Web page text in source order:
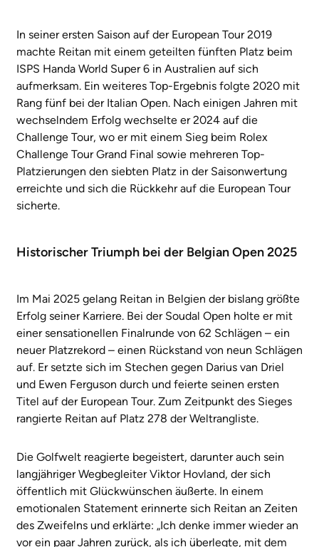
In seiner ersten Saison auf der European Tour 2019
machte Reitan mit einem geteilten fünften Platz beim
ISPS Handa World Super 6 in Australien auf sich
aufmerksam. Ein weiteres Top-Ergebnis folgte 2020 mit
Rang fünf bei der Italian Open. Nach einigen Jahren mit
wechselndem Erfolg wechselte er 2024 auf die
Challenge Tour, wo er mit einem Sieg beim Rolex
Challenge Tour Grand Final sowie mehreren Top-
Platzierungen den siebten Platz in der Saisonwertung
erreichte und sich die Rückkehr auf die European Tour
sicherte.
Historischer Triumph bei der Belgian Open 2025
Im Mai 2025 gelang Reitan in Belgien der bislang größte
Erfolg seiner Karriere. Bei der Soudal Open holte er mit
einer sensationellen Finalrunde von 62 Schlägen – ein
neuer Platzrekord – einen Rückstand von neun Schlägen
auf. Er setzte sich im Stechen gegen Darius van Driel
und Ewen Ferguson durch und feierte seinen ersten
Titel auf der European Tour. Zum Zeitpunkt des Sieges
rangierte Reitan auf Platz 278 der Weltrangliste.
Die Golfwelt reagierte begeistert, darunter auch sein
langjähriger Wegbegleiter Viktor Hovland, der sich
öffentlich mit Glückwünschen äußerte. In einem
emotionalen Statement erinnerte sich Reitan an Zeiten
des Zweifelns und erklärte: „Ich denke immer wieder an
vor ein paar Jahren zurück, als ich überlegte, mit dem